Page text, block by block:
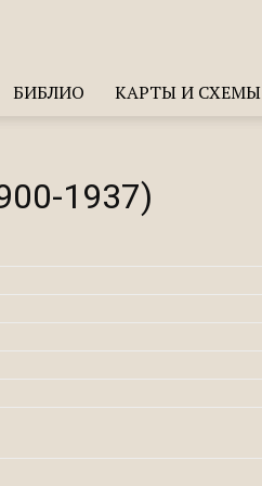
БИБЛИО КАРТЫ И СХЕМЫ
1937)